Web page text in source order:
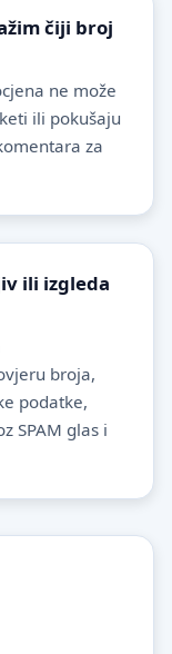
čiji broj
ne može
ili pokušaju
za
ili izgleda
broja,
podatke,
SPAM glas i